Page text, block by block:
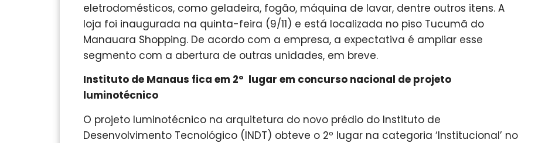
eletrodomésticos, como geladeira, fogão, máquina de lavar, dentre outros itens. A
loja foi inaugurada na quinta-feira (9/11) e está localizada no piso Tucumã do
Manauara Shopping. De acordo com a empresa, a expectativa é ampliar esse
segmento com a abertura de outras unidades, em breve.
Instituto de Manaus fica em 2º lugar em concurso nacional de projeto
luminotécnico
O projeto luminotécnico na arquitetura do novo prédio do Instituto de
Desenvolvimento Tecnológico (INDT) obteve o 2º lugar na categoria ‘Institucional’ no